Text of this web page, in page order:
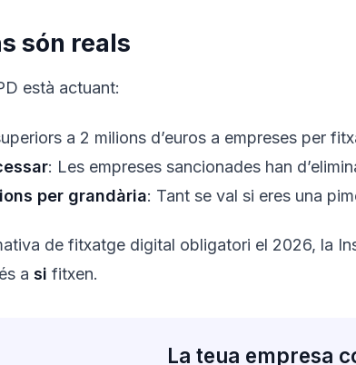
són reals
està actuant:
a 2 milions d’euros a empreses per
: Les empreses sancionades han
per grandària: Tant se val si eres una
de fitxatge digital obligatori el 2026, la
a si fitxen.
La teua empresa